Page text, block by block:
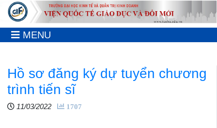
MENU
Hồ sơ đăng ký dự tuyển chương
trình tiến sĩ
11/03/2022 1707